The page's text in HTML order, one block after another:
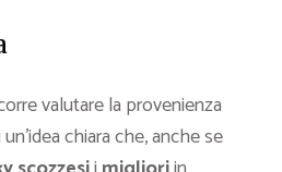
valutare la provenienza
chiara che, anche se